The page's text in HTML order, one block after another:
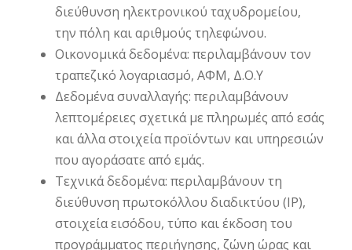
διεύθυνση ηλεκτρονικού ταχυδρομείου,
την πόλη και αριθμούς τηλεφώνου.
Οικονομικά δεδομένα: περιλαμβάνουν τον
τραπεζικό λογαριασμό, ΑΦΜ, Δ.Ο.Υ
Δεδομένα συναλλαγής: περιλαμβάνουν
λεπτομέρειες σχετικά με πληρωμές από εσάς
και άλλα στοιχεία προϊόντων και υπηρεσιών
που αγοράσατε από εμάς.
Τεχνικά δεδομένα: περιλαμβάνουν τη
διεύθυνση πρωτοκόλλου διαδικτύου (IP),
στοιχεία εισόδου, τύπο και έκδοση του
προγράμματος περιήγησης, ζώνη ώρας και